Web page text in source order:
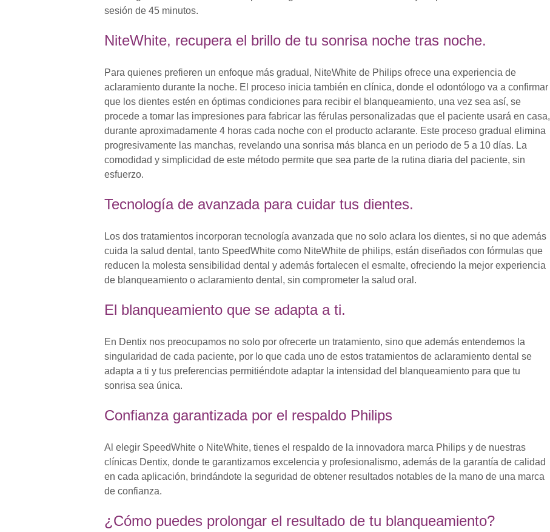
sesión de 45 minutos.
NiteWhite, recupera el brillo de tu sonrisa noche tras noche.
Para quienes prefieren un enfoque más gradual, NiteWhite de Philips ofrece una experiencia de
aclaramiento durante la noche. El proceso inicia también en clínica, donde el odontólogo va a confirmar
que los dientes estén en óptimas condiciones para recibir el blanqueamiento, una vez sea así, se
procede a tomar las impresiones para fabricar las férulas personalizadas que el paciente usará en casa,
durante aproximadamente 4 horas cada noche con el producto aclarante. Este proceso gradual elimina
progresivamente las manchas, revelando una sonrisa más blanca en un periodo de 5 a 10 días. La
comodidad y simplicidad de este método permite que sea parte de la rutina diaria del paciente, sin
esfuerzo.
Tecnología de avanzada para cuidar tus dientes.
Los dos tratamientos incorporan tecnología avanzada que no solo aclara los dientes, si no que además
cuida la salud dental, tanto SpeedWhite como NiteWhite de philips, están diseñados con fórmulas que
reducen la molesta sensibilidad dental y además fortalecen el esmalte, ofreciendo la mejor experiencia
de blanqueamiento o aclaramiento dental, sin comprometer la salud oral.
El blanqueamiento que se adapta a ti.
En Dentix nos preocupamos no solo por ofrecerte un tratamiento, sino que además entendemos la
singularidad de cada paciente, por lo que cada uno de estos tratamientos de aclaramiento dental se
adapta a ti y tus preferencias permitiéndote adaptar la intensidad del blanqueamiento para que tu
sonrisa sea única.
Confianza garantizada por el respaldo Philips
Al elegir SpeedWhite o NiteWhite, tienes el respaldo de la innovadora marca Philips y de nuestras
clínicas Dentix, donde te garantizamos excelencia y profesionalismo, además de la garantía de calidad
en cada aplicación, brindándote la seguridad de obtener resultados notables de la mano de una marca
de confianza.
¿Cómo puedes prolongar el resultado de tu blanqueamiento?